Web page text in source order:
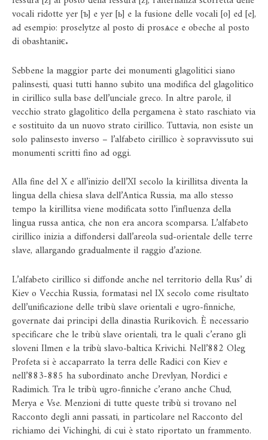
vocali ridotte yer [ъ] e yer [ь] e la fusione delle vocali [o] ed [e],
ad esempio: proselytze al posto di prosѧce e obeche al posto
di obashtaniѥ.
Sebbene la maggior parte dei monumenti glagolitici siano
palinsesti, quasi tutti hanno subito una modifica del glagolitico
in cirillico sulla base dell’unciale greco. In altre parole, il
vecchio strato glagolitico della pergamena è stato raschiato via
e sostituito da un nuovo strato cirillico. Tuttavia, non esiste un
solo palinsesto inverso – l’alfabeto cirillico è sopravvissuto sui
monumenti scritti fino ad oggi.
Alla fine del X e all’inizio dell’XI secolo la kirillitsa diventa la
lingua della chiesa slava dell’Antica Russia, ma allo stesso
tempo la kirillitsa viene modificata sotto l’influenza della
lingua russa antica, che non era ancora scomparsa. L’alfabeto
cirillico inizia a diffondersi dall’areola sud-orientale delle terre
slave, allargando gradualmente il raggio d’azione.
L’alfabeto cirillico si diffonde anche nel territorio della Rus’ di
Kiev o Vecchia Russia, formatasi nel IX secolo come risultato
dell’unificazione delle tribù slave orientali e ugro-finniche,
governate dai principi della dinastia Rurikovich. È necessario
specificare che le tribù slave orientali, tra le quali c’erano gli
sloveni Ilmen e la tribù slavo-baltica Krivichi. Nell’882 Oleg
Profeta si è accaparrato la terra delle Radici con Kiev e
nell’883-885 ha subordinato anche Drevlyan, Nordici e
Radimich. Tra le tribù ugro-finniche c’erano anche Chud,
Merya e Vse. Menzioni di tutte queste tribù si trovano nel
Racconto degli anni passati, in particolare nel Racconto del
richiamo dei Vichinghi, di cui è stato riportato un frammento.